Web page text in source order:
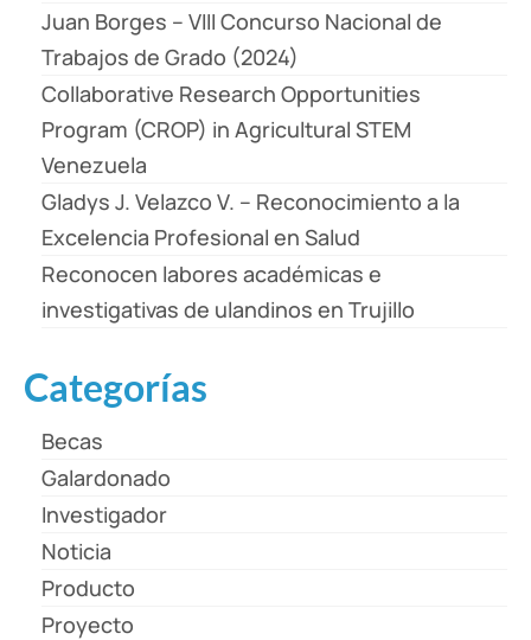
Juan Borges – VIII Concurso Nacional de
Trabajos de Grado (2024)
Collaborative Research Opportunities
Program (CROP) in Agricultural STEM
Venezuela
Gladys J. Velazco V. – Reconocimiento a la
Excelencia Profesional en Salud
Reconocen labores académicas e
investigativas de ulandinos en Trujillo
Categorías
Becas
Galardonado
Investigador
Noticia
Producto
Proyecto